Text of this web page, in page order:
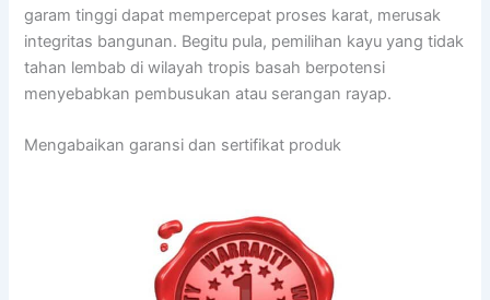
garam tinggi dapat mempercepat proses karat, merusak
integritas bangunan. Begitu pula, pemilihan kayu yang tidak
tahan lembab di wilayah tropis basah berpotensi
menyebabkan pembusukan atau serangan rayap.
Mengabaikan garansi dan sertifikat produk